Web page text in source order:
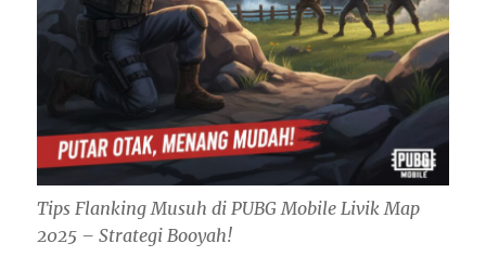
Tips Flanking Musuh di PUBG Mobile Livik Map
2025 – Strategi Booyah!